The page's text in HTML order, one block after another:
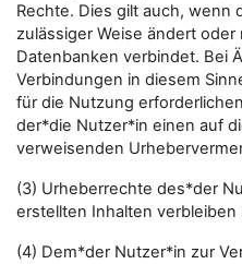
Rechte. Dies gilt auch, wenn
zulässiger Weise ändert
Datenbanken verbindet. Bei
Verbindungen in diesem
für die Nutzung
der*die Nutzer*in einen auf
verweisenden
(3) Urheberrechte des*der
erstellten Inhalten verbleiben
(4) Dem*der Nutzer*in zur